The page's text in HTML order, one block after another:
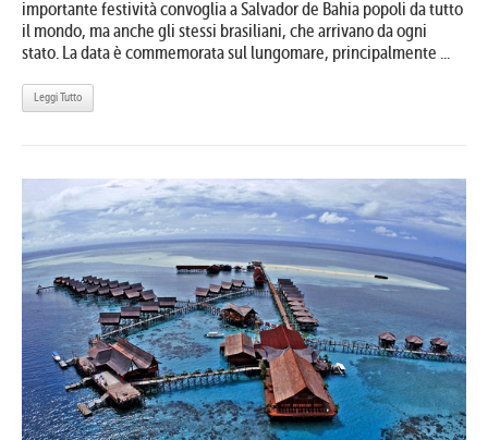
importante festività convoglia a Salvador de Bahia popoli da tutto
il mondo, ma anche gli stessi brasiliani, che arrivano da ogni
stato. La data è commemorata sul lungomare, principalmente ...
Leggi Tutto